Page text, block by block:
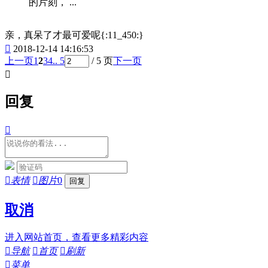
亲，真呆了才最可爱呢{:11_450:}
 2018-12-14 14:16:53
上一页1234.. 5 / 5 页下一页

回复

表情 图片0
取消
进入网站首页，查看更多精彩内容
导航  首页 刷新
菜单